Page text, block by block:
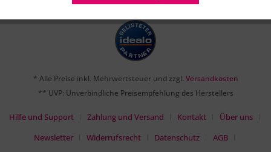
* Alle Preise inkl. Mehrwertsteuer und zzgl. Versandkosten
** UVP: Unverbindliche Preisempfehlung des Herstellers
Hilfe und Support Zahlung und Versand Kontakt
Über uns
Newsletter
Widerrufsrecht Datenschutz AGB